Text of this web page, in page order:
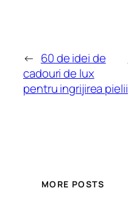
← 60 de idei de
cadouri de lux
pentru ingrijirea pielii
MORE POSTS